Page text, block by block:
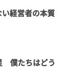
経営者の本質
僕たちはどう